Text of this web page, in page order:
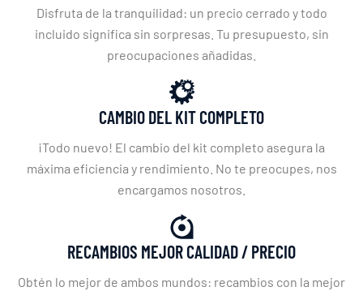
Disfruta de la tranquilidad: un precio cerrado y todo
incluido significa sin sorpresas. Tu presupuesto, sin
preocupaciones añadidas.
CAMBIO DEL KIT COMPLETO
¡Todo nuevo! El cambio del kit completo asegura la
máxima eficiencia y rendimiento. No te preocupes, nos
encargamos nosotros.
RECAMBIOS MEJOR CALIDAD / PRECIO
Obtén lo mejor de ambos mundos: recambios con la mejor